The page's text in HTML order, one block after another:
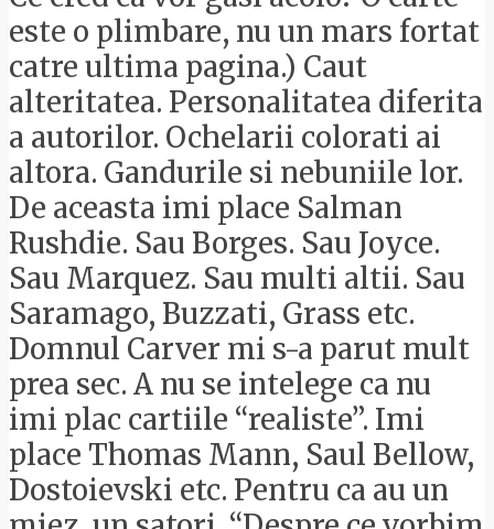
este o plimbare, nu un mars fortat
catre ultima pagina.) Caut
alteritatea. Personalitatea diferita
a autorilor. Ochelarii colorati ai
altora. Gandurile si nebuniile lor.
De aceasta imi place Salman
Rushdie. Sau Borges. Sau Joyce.
Sau Marquez. Sau multi altii. Sau
Saramago, Buzzati, Grass etc.
Domnul Carver mi s-a parut mult
prea sec. A nu se intelege ca nu
imi plac cartiile “realiste”. Imi
place Thomas Mann, Saul Bellow,
Dostoievski etc. Pentru ca au un